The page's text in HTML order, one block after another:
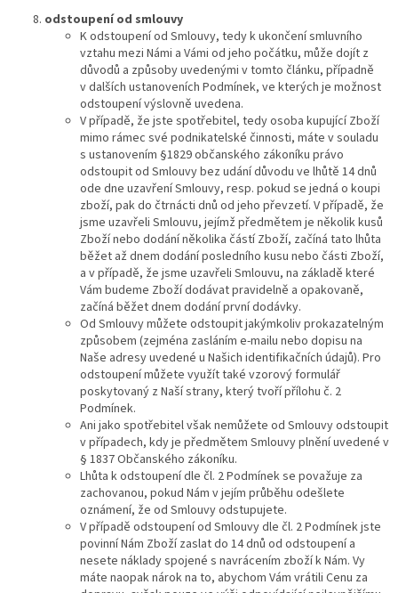
odstoupení od smlouvy
K odstoupení od Smlouvy, tedy k ukončení smluvního
vztahu mezi Námi a Vámi od jeho počátku, může dojít z
důvodů a způsoby uvedenými v tomto článku, případně
v dalších ustanoveních Podmínek, ve kterých je možnost
odstoupení výslovně uvedena.
V případě, že jste spotřebitel, tedy osoba kupující Zboží
mimo rámec své podnikatelské činnosti, máte v souladu
s ustanovením §1829 občanského zákoníku právo
odstoupit od Smlouvy bez udání důvodu ve lhůtě 14 dnů
ode dne uzavření Smlouvy, resp. pokud se jedná o koupi
zboží, pak do čtrnácti dnů od jeho převzetí. V případě, že
jsme uzavřeli Smlouvu, jejímž předmětem je několik kusů
Zboží nebo dodání několika částí Zboží, začíná tato lhůta
běžet až dnem dodání posledního kusu nebo části Zboží,
a v případě, že jsme uzavřeli Smlouvu, na základě které
Vám budeme Zboží dodávat pravidelně a opakovaně,
začíná běžet dnem dodání první dodávky.
Od Smlouvy můžete odstoupit jakýmkoliv prokazatelným
způsobem (zejména zasláním e-mailu nebo dopisu na
Naše adresy uvedené u Našich identifikačních údajů). Pro
odstoupení můžete využít také vzorový formulář
poskytovaný z Naší strany, který tvoří přílohu č. 2
Podmínek.
Ani jako spotřebitel však nemůžete od Smlouvy odstoupit
v případech, kdy je předmětem Smlouvy plnění uvedené v
§ 1837 Občanského zákoníku.
Lhůta k odstoupení dle čl. 2 Podmínek se považuje za
zachovanou, pokud Nám v jejím průběhu odešlete
oznámení, že od Smlouvy odstupujete.
V případě odstoupení od Smlouvy dle čl. 2 Podmínek jste
povinní Nám Zboží zaslat do 14 dnů od odstoupení a
nesete náklady spojené s navrácením zboží k Nám. Vy
máte naopak nárok na to, abychom Vám vrátili Cenu za